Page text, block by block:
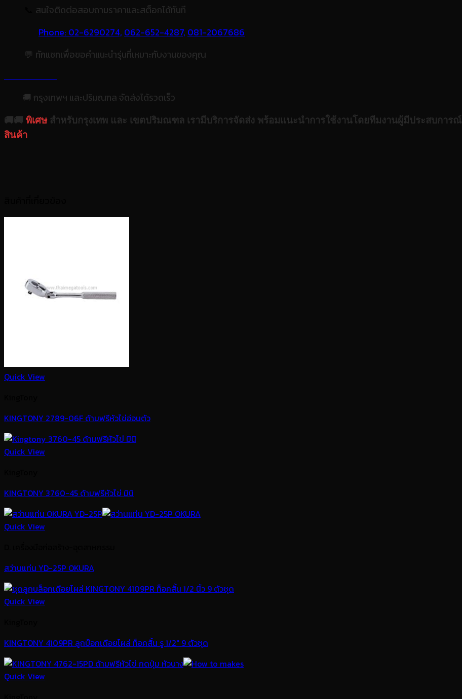
สนใจติดต่อสอบถามราคาและสต็อกได้ทันที
Phone: 02-6290274, 062-652-4287, 081-2067686
💬 ทักแชทเพื่อขอคำแนะนำรุ่นที่เหมาะกับงานของคุณ
🚚 กรุงเทพฯ และปริมณฑล จัดส่งได้รวดเร็ว
🚚🚚 พิเศษสำหรับกรุงเทพ และ เขตปริมณฑล เรามีบริการจัดส่ง พร้อมแนะนำการใช้งานโดยทีมงานผู้มีประสบการณ์
สินค้า
Quick View
KINGTONY 2789-06F ด้ามฟรีหัวไข่อ่อนตัว
Quick View
KINGTONY 3760-45 ด้ามฟรีหัวไข่ มินิ
Quick View
สว่านแท่น YD-25P OKURA
Quick View
KINGTONY 4109PR ลูกบ๊อกเดือยโผล่ ท็อคสั้น รู 1/2″ 9 ตัวชุด
Quick View